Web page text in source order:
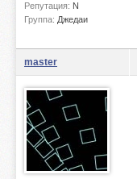
Репутация: N
Группа: Джедаи
master